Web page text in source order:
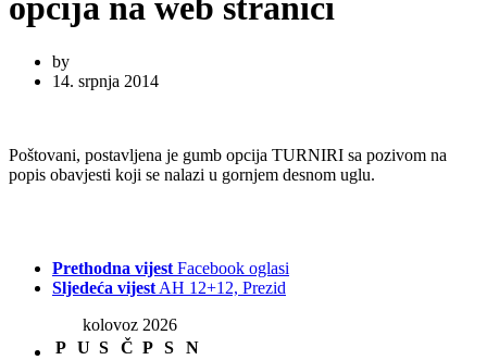
opcija na web stranici
by
14. srpnja 2014
Poštovani, postavljena je gumb opcija TURNIRI sa pozivom na
popis obavjesti koji se nalazi u gornjem desnom uglu.
Prethodna vijest Facebook oglasi
Sljedeća vijest AH 12+12, Prezid
kolovoz 2026
P U S Č P S
N